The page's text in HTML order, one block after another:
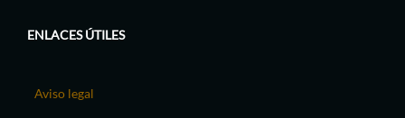
ENLACES ÚTILES
Aviso legal